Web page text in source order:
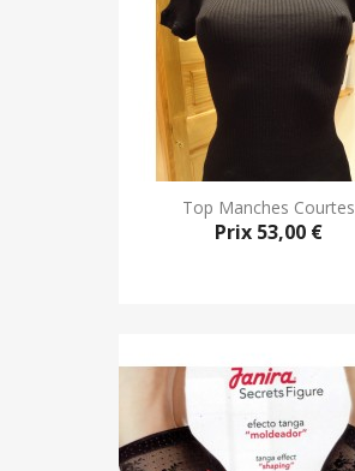
Top Manches Courtes
Prix 53,00 €